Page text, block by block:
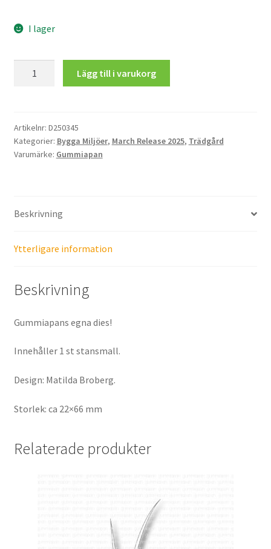
I lager
Lägg till i varukorg
Artikelnr: D250345
Kategorier: Bygga Miljöer, March Release 2025, Trädgård
Varumärke: Gummiapan
Beskrivning
Ytterligare information
Beskrivning
Gummiapans egna dies!
Innehåller 1 st stansmall.
Design: Matilda Broberg.
Storlek: ca 22×66 mm
Relaterade produkter